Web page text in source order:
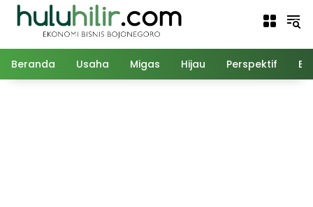
Langsung
Beranda Usaha Migas Hijau Perspektif